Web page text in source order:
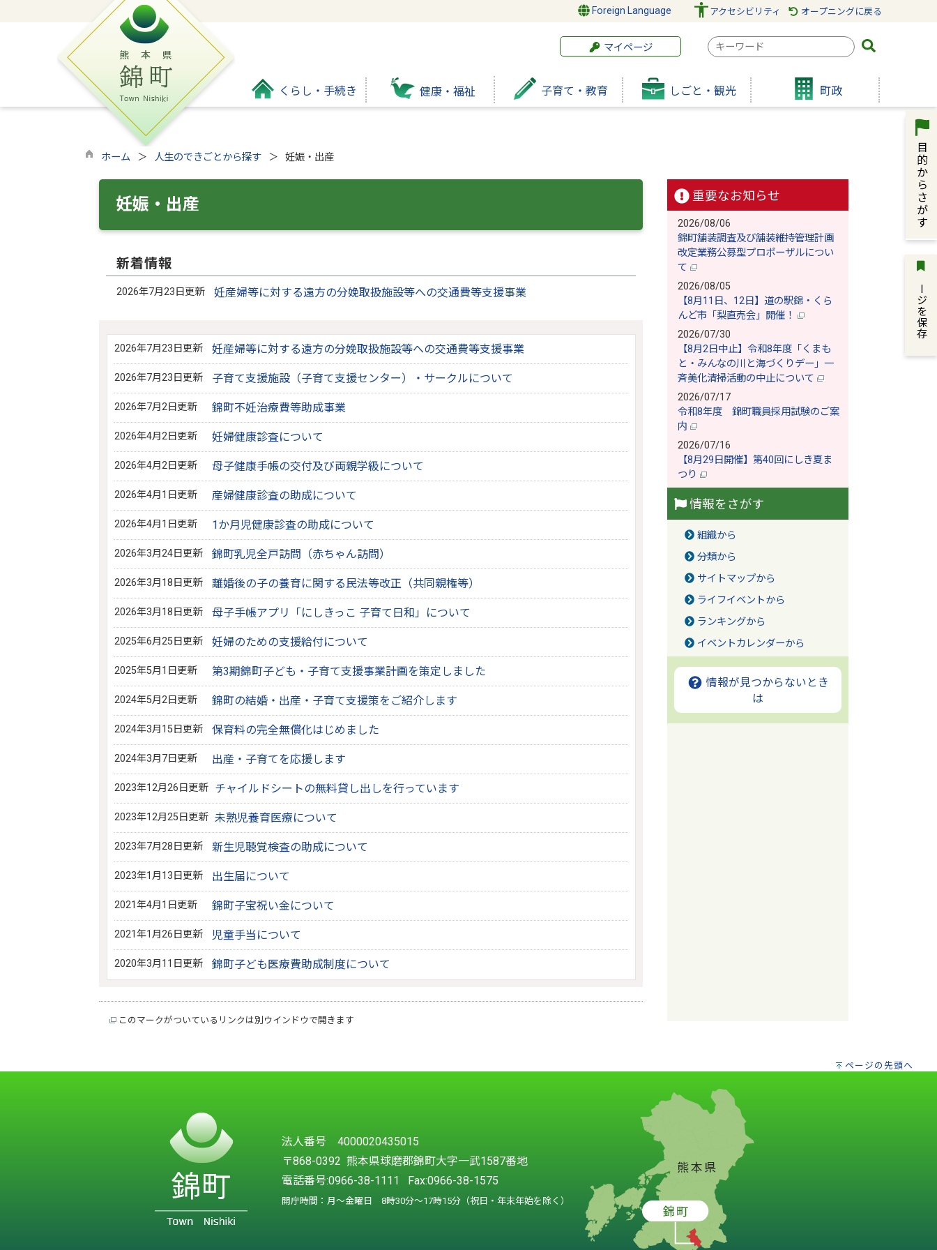
Foreign Language アクセシビリティ オープニングに戻る
マイページ
検
ー
ワ
くらし・手続き 健康・福祉 子育て・教育 しごと・観光 町政
ホーム 人生のできごとから探す 妊娠・出産
妊娠・出産
新着情報
2026年7月23日更新 妊産婦等に対する遠方の分娩取扱施設等への交通費等支援事業
2026年7月23日更新 妊産婦等に対する遠方の分娩取扱施設等への交通費等支援事業
2026年7月23日更新 子育て支援施設（子育て支援センター）・サークルについて
2026年7月2日更新 錦町不妊治療費等助成事業
2026年4月2日更新 妊婦健康診査について
2026年4月2日更新 母子健康手帳の交付及び両親学級について
2026年4月1日更新 産婦健康診査の助成について
2026年4月1日更新 1か月児健康診査の助成について
2026年3月24日更新 錦町乳児全戸訪問（赤ちゃん訪問）
2026年3月18日更新 離婚後の子の養育に関する民法等改正（共同親権等）
2026年3月18日更新 母子手帳アプリ「にしきっこ 子育て日和」について
2025年6月25日更新 妊婦のための支援給付について
2025年5月1日更新 第3期錦町子ども・子育て支援事業計画を策定しました
2024年5月2日更新 錦町の結婚・出産・子育て支援策をご紹介します
2024年3月15日更新 保育料の完全無償化はじめました
2024年3月7日更新 出産・子育てを応援します
2023年12月26日更新 チャイルドシートの無料貸し出しを行っています
2023年12月25日更新 未熟児養育医療について
2023年7月28日更新 新生児聴覚検査の助成について
2023年1月13日更新 出生届について
2021年4月1日更新 錦町子宝祝い金について
2021年1月26日更新 児童手当について
2020年3月11日更新 錦町子ども医療費助成制度について
このマークがついているリンクは別ウインドウで開きます
重要なお知らせ
2026/08/06
錦町舗装調査及び舗装維持管理計画
改定業務公募型プロポーザルについ
て
2026/08/05
【8月11日、12日】道の駅錦・くら
んど市「梨直売会」開催！
2026/07/30
【8月2日中止】令和8年度「くまも
と・みんなの川と海づくりデー」一
斉美化清掃活動の中止について
2026/07/17
令和8年度 錦町職員採用試験のご案
内
2026/07/16
【8月29日開催】第40回にしき夏ま
つり
情報をさがす
組織から
分類から
サイトマップから
ライフイベントから
ランキングから
イベントカレンダーから
情報が見つからないとき
は
ページの先頭へ
法人番号 4000020435015
〒868-0392 熊本県球磨郡錦町大字一武1587番地
電話番号:0966-38-1111 Fax:0966-38-1575
開庁時間：月～金曜日 8時30分～17時15分（祝日・年末年始を除く）
ページを保存